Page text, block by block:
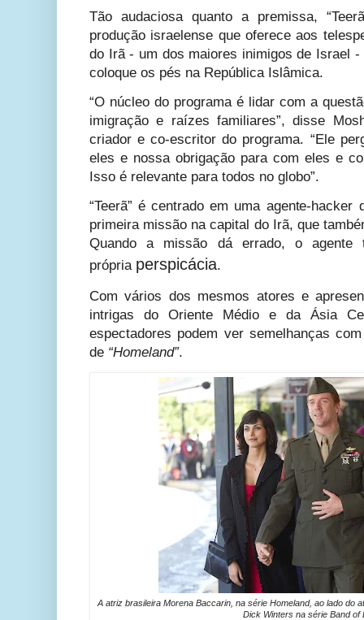
Tão audaciosa quanto a premissa,
produção israelense que oferece aos
do Irã - um dos maiores inimigos de Israel
coloque os pés na República Islâmica.
“O núcleo do programa é lidar com a
imigração e raízes familiares”, disse
criador e co-escritor do programa. “Ele
eles e nossa obrigação para com eles e
Isso é relevante para todos no globo”.
“Teerã” é centrado em uma agente-
primeira missão na capital do Irã, que
Quando a missão dá errado, o agente
própria perspicácia.
Com vários dos mesmos atores e
intrigas do Oriente Médio e da Ásia
espectadores podem ver semelhanças
de “Homeland”.
A atriz brasileira Morena Baccarin, na série Homeland, ao lado do
Dick Winters na série Band of